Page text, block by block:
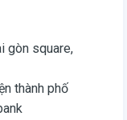
gòn square,
thành phố